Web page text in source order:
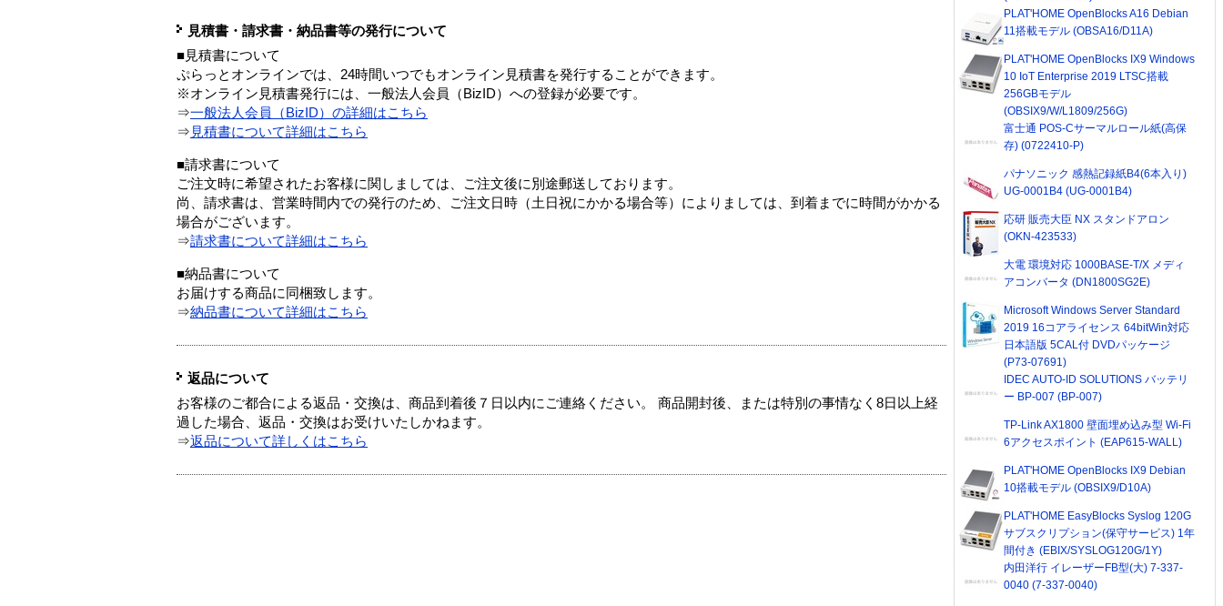
見積書・請求書・納品書等の発行について
■見積書について
ぷらっとオンラインでは、24時間いつでもオンライン見積書を発行することができます。
※オンライン見積書発行には、一般法人会員（BizID）への登録が必要です。
⇒一般法人会員（BizID）の詳細はこちら
⇒ 見積書について詳細はこちら
■請求書について
ご注文時に希望されたお客様に関しましては、ご注文後に別途郵送しております。
尚、請求書は、営業時間内での発行のため、ご注文日時（土日祝にかかる場合等）によりましては、到着までに時間がかかる
場合がございます。
⇒請求書について詳細はこちら
■納品書について
お届けする商品に同梱致します。
⇒納品書について詳細はこちら
返品について
お客様のご都合による返品・交換は、商品到着後７日以内にご連絡ください。 商品開封後、または特別の事情なく8日以上経
過した場合、返品・交換はお受けいたしかねます。
⇒返品について詳しくはこちら
PLAT'HOME OpenBlocks A16 Debian
11搭載モデル (OBSA16/D11A)
PLAT'HOME OpenBlocks IX9 Windows
10 IoT Enterprise 2019 LTSC搭載
256GBモデル
(OBSIX9/W/L1809/256G)
富士通 POS-Cサーマルロール紙(高保
存) (0722410-P)
パナソニック 感熱記録紙B4(6本入り)
UG-0001B4 (UG-0001B4)
応研 販売大臣 NX スタンドアロン
(OKN-423533)
大電 環境対応 1000BASE-T/X メディ
アコンバータ (DN1800SG2E)
Microsoft Windows Server Standard
2019 16コアライセンス 64bitWin対応
日本語版 5CAL付 DVDパッケージ
(P73-07691)
IDEC AUTO-ID SOLUTIONS バッテリ
ー BP-007 (BP-007)
TP-Link AX1800 壁面埋め込み型 Wi-Fi
6アクセスポイント (EAP615-WALL)
PLAT'HOME OpenBlocks IX9 Debian
10搭載モデル (OBSIX9/D10A)
PLAT'HOME EasyBlocks Syslog 120G
サブスクリプション(保守サービス) 1年
間付き (EBIX/SYSLOG120G/1Y)
内田洋行 イレーザーFB型(大) 7-337-
0040 (7-337-0040)